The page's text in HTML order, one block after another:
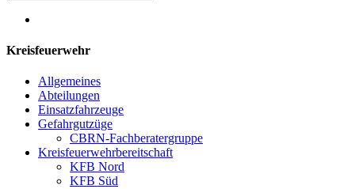
Kreisfeuerwehr
Allgemeines
Abteilungen
Einsatzfahrzeuge
Gefahrgutzüge
CBRN-Fachberatergruppe
Kreisfeuerwehrbereitschaft
KFB Nord
KFB Süd